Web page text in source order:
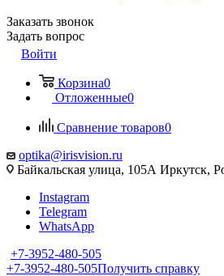
Заказать звонок
Задать вопрос
Войти
Корзина0
Отложенные0
Сравнение товаров0
optika@irisvision.ru
Байкальская улица, 105А Иркутск,
Instagram
Telegram
WhatsApp
+7-3952-480-505
+7-3952-480-505Получить справку